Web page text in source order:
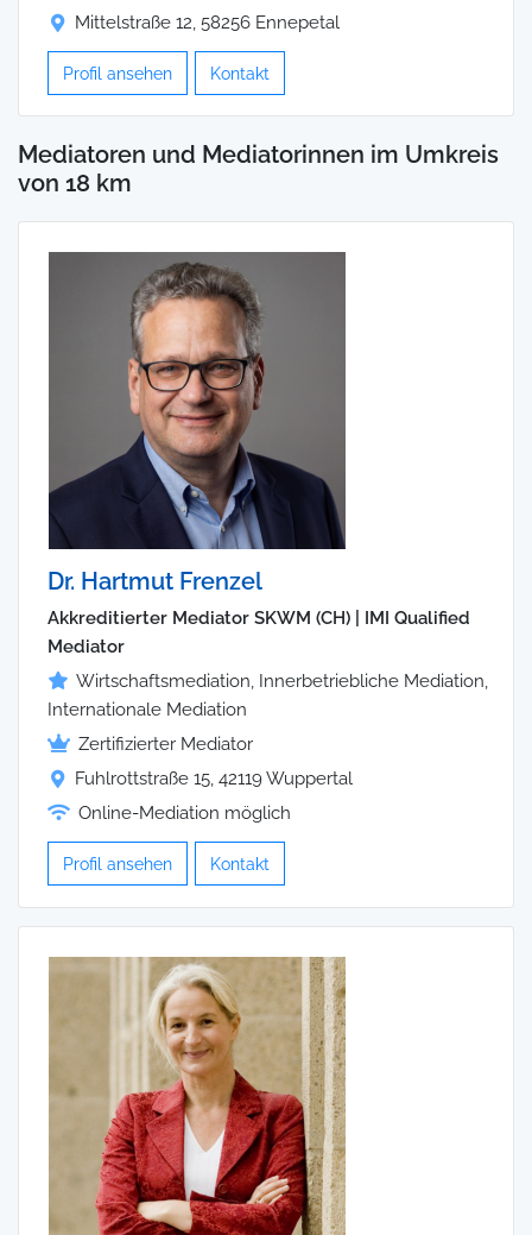
Mittelstraße 12, 58256 Ennepetal
Profil ansehen Kontakt
Mediatoren und Mediatorinnen im Umkreis
von 18 km
Dr. Hartmut Frenzel
Akkreditierter Mediator SKWM (CH) | IMI Qualified
Mediator
Wirtschaftsmediation, Innerbetriebliche Mediation,
Internationale Mediation
Zertifizierter Mediator
Fuhlrottstraße 15, 42119 Wuppertal
Online-Mediation möglich
Profil ansehen Kontakt